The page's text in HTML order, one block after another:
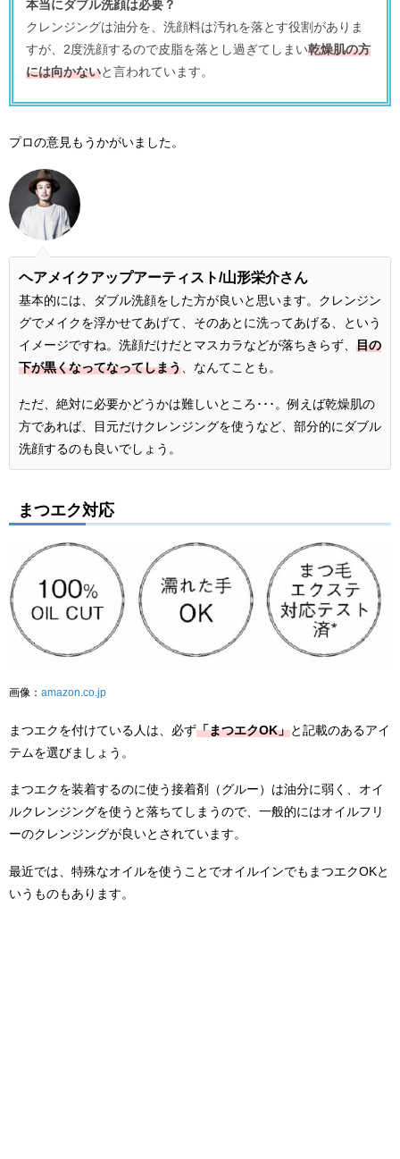
本当にダブル洗顔は必要？
クレンジングは油分を、洗顔料は汚れを落とす役割がありま
すが、2度洗顔するので皮脂を落とし過ぎてしまい乾燥肌の方
には向かないと言われています。
プロの意見もうかがいました。
ヘアメイクアップアーティスト/山形栄介さん
基本的には、ダブル洗顔をした方が良いと思います。クレンジン
グでメイクを浮かせてあげて、そのあとに洗ってあげる、という
イメージですね。洗顔だけだとマスカラなどが落ちきらず、 目の
下が黒くなってなってしまう 、なんてことも。
ただ、絶対に必要かどうかは難しいところ･･･。例えば乾燥肌の
方であれば、目元だけクレンジングを使うなど、部分的にダブル
洗顔するのも良いでしょう。
まつエク対応
画像： amazon.co.jp
まつエクを付けている人は、必ず「まつエクOK」と記載のあるアイ
テムを選びましょう。
まつエクを装着するのに使う接着剤（グルー）は油分に弱く、オイ
ルクレンジングを使うと落ちてしまうので、一般的にはオイルフリ
ーのクレンジングが良いとされています。
最近では、特殊なオイルを使うことでオイルインでもまつエクOKと
いうものもあります。